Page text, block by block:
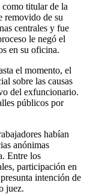
titular de la
removido de su
centrales y fue
le negó el
en su oficina.
el momento, el
sobre las causas
del exfuncionario.
públicos por
habían
anónimas
Entre los
participación en
intención de
juez.